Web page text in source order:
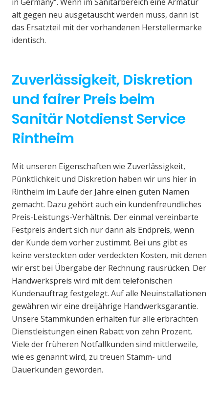
alt gegen neu ausgetauscht werden muss, dann ist
das Ersatzteil mit der vorhandenen Herstellermarke
identisch.
Zuverlässigkeit, Diskretion
und fairer Preis beim
Sanitär Notdienst Service
Rintheim
Mit unseren Eigenschaften wie Zuverlässigkeit,
Pünktlichkeit und Diskretion haben wir uns hier in
Rintheim im Laufe der Jahre einen guten Namen
gemacht. Dazu gehört auch ein kundenfreundliches
Preis-Leistungs-Verhältnis. Der einmal vereinbarte
Festpreis ändert sich nur dann als Endpreis, wenn
der Kunde dem vorher zustimmt. Bei uns gibt es
keine versteckten oder verdeckten Kosten, mit denen
wir erst bei Übergabe der Rechnung rausrücken. Der
Handwerkspreis wird mit dem telefonischen
Kundenauftrag festgelegt. Auf alle Neuinstallationen
gewähren wir eine dreijährige Handwerksgarantie.
Unsere Stammkunden erhalten für alle erbrachten
Dienstleistungen einen Rabatt von zehn Prozent.
Viele der früheren Notfallkunden sind mittlerweile,
wie es genannt wird, zu treuen Stamm- und
Dauerkunden geworden.